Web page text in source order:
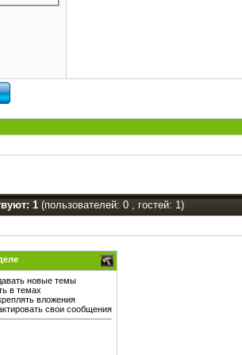
1(пользователей: 0 , гостей: 1)
новые темы
в темах
вложения
свои сообщения